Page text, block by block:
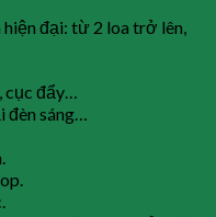
hiện đại: từ 2 loa trở lên,
cục đẩy…
đèn sáng…